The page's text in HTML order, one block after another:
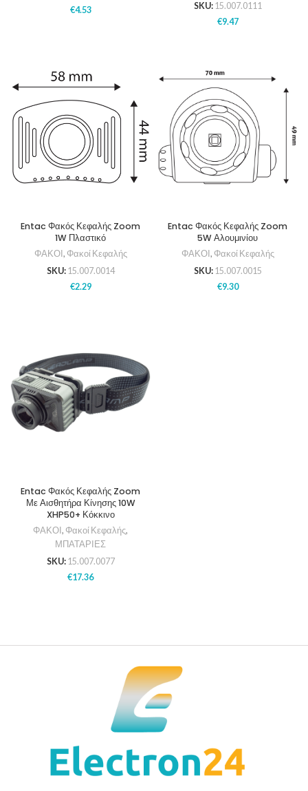
€4.53
SKU: 15.007.0111
€9.47
Entac Φακός Κεφαλής Zoom
1W Πλαστικό
ΦΑΚΟΙ , Φακοί Κεφαλής
SKU: 15.007.0014
€2.29
Entac Φακός Κεφαλής Zoom
5W Αλουμινίου
ΦΑΚΟΙ , Φακοί Κεφαλής
SKU: 15.007.0015
€9.30
Entac Φακός Κεφαλής Zoom
Με Αισθητήρα Κίνησης 10W
XHP50+ Κόκκινο
ΦΑΚΟΙ , Φακοί Κεφαλής,
ΜΠΑΤΑΡΙΕΣ
SKU: 15.007.0077
€17.36